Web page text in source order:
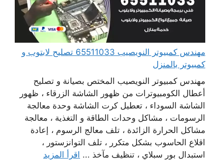
مهندس كمبيوتر النويصيب 65511033 تصليح لابتوب و
كمبيوتر بالمنزل
مهندس كمبيوتر النويصيب المختص بصيانة و تصليح
أعطال الكومبيوترات من ظهور الشاشة الزرقاء ، ظهور
الشاشة السوداء ، تعطيل كرت الشاشة وحدة معالجة
الرسومات ، مشاكل وحدات الطاقة و التغذية ، معالجة
مشاكل الحرارة الزائدة ، تلف معالج الرسوم ، إعادة
اقلاع الحاسوب بشكل متكرر ، تلف التوانزستور ،
استبدال بور سبلاي ، تنظيف مآخذ ... اقرأ المزيد